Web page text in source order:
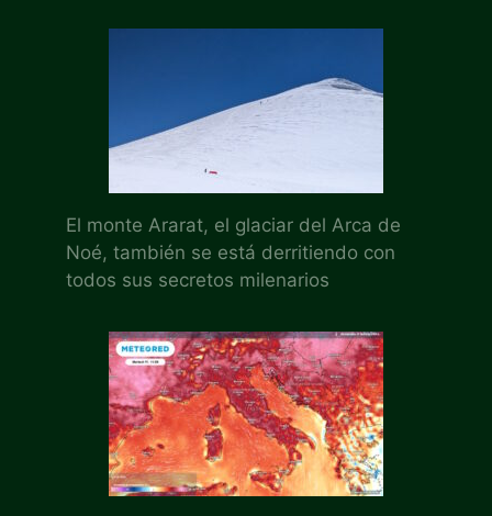
El monte Ararat, el glaciar del Arca de
Noé, también se está derritiendo con
todos sus secretos milenarios